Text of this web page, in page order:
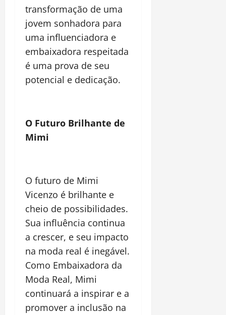
transformação de uma
jovem sonhadora para
uma influenciadora e
embaixadora respeitada
é uma prova de seu
potencial e dedicação.
O Futuro Brilhante de
Mimi
O futuro de Mimi
Vicenzo é brilhante e
cheio de possibilidades.
Sua influência continua
a crescer, e seu impacto
na moda real é inegável.
Como Embaixadora da
Moda Real, Mimi
continuará a inspirar e a
promover a inclusão na